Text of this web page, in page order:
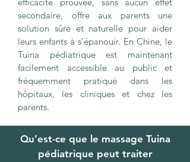
secondaire, offre aux parents une
solution sûre et naturelle pour aider
leurs enfants à s’épanouir. En Chine, le
Tuina pédiatrique est maintenant
facilement accessible au public et
fréquemment pratiqué dans les
hôpitaux, les cliniques et chez les
parents.
Qu’est-ce que le massage Tuina
pédiatrique peut traiter